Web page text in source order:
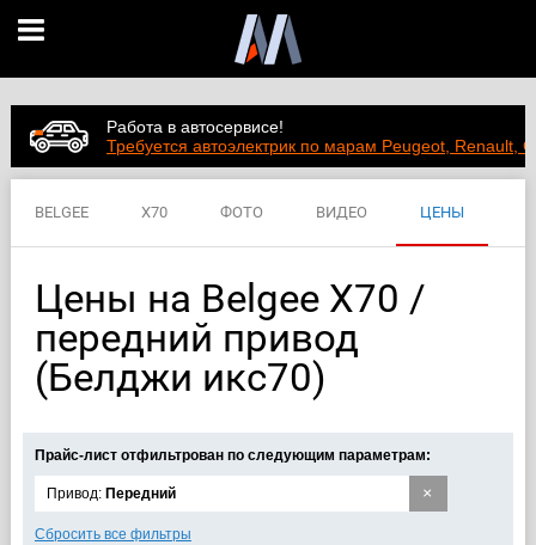
Работа в автосервисе!
Требуется автоэлектрик по марам Peugeot, Renault,
BELGEE X70 ФОТО ВИДЕО ЦЕНЫ
Цены на Belgee X70 /
передний привод
(Белджи икс70)
Прайс-лист отфильтрован по следующим параметрам:
×
Привод: Передний
Сбросить все фильтры